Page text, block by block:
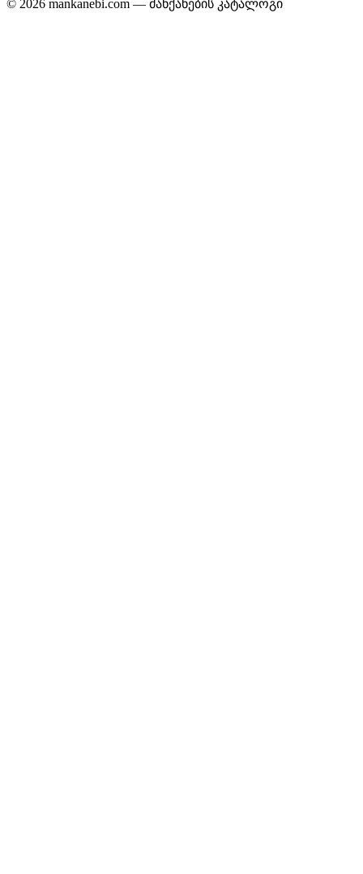
© 2026 mankanebi.com — მანქანების კატალოგი